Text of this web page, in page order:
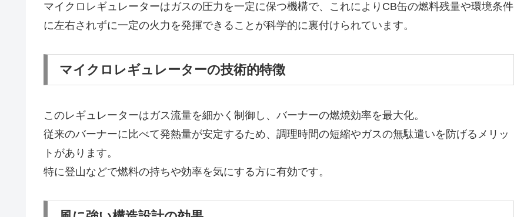
マイクロレギュレーターはガスの圧力を一定に保つ機構で、これによりCB缶の燃料残量や環境条件
に左右されずに一定の火力を発揮できることが科学的に裏付けられています。
マイクロレギュレーターの技術的特徴
このレギュレーターはガス流量を細かく制御し、バーナーの燃焼効率を最大化。
従来のバーナーに比べて発熱量が安定するため、調理時間の短縮やガスの無駄遣いを防げるメリッ
トがあります。
特に登山などで燃料の持ちや効率を気にする方に有効です。